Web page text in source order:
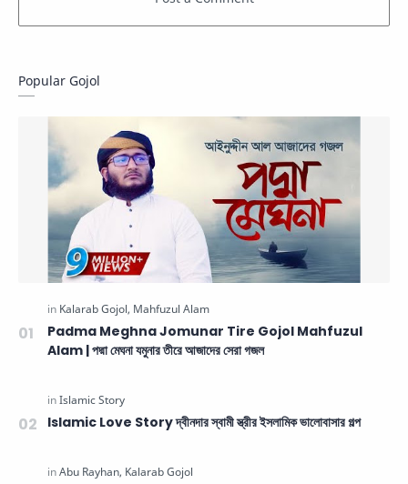
Popular Gojol
Padma Meghna Jomunar Tire Gojol Mahfuzul
Alam | পদ্মা মেঘনা যমুনার তীরে আজাদের সেরা গজল
Islamic Love Story দ্বীনদার স্বামী স্ত্রীর ইসলামিক ভালোবাসার গল্প